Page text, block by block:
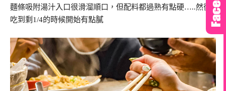
麵條吸附湯汁入口很滑溜順口，但配料都過熟有點硬…..然後
吃到剩1/4的時候開始有點膩